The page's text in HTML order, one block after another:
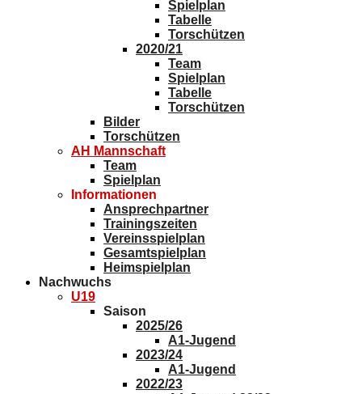
Spielplan
Tabelle
Torschützen
2020/21
Team
Spielplan
Tabelle
Torschützen
Bilder
Torschützen
AH Mannschaft
Team
Spielplan
Informationen
Ansprechpartner
Trainingszeiten
Vereinsspielplan
Gesamtspielplan
Heimspielplan
Nachwuchs
U19
Saison
2025/26
A1-Jugend
2023/24
A1-Jugend
2022/23